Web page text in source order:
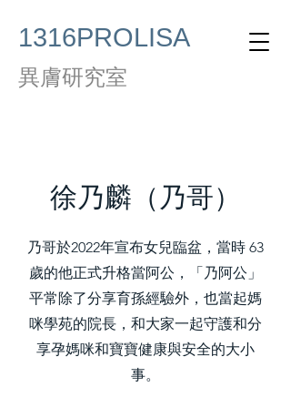
1316PROLISA
異膚研究室
徐乃麟（乃哥）
乃哥於2022年宣布女兒臨盆，當時 63
歲的他正式升格當阿公，「乃阿公」
平常除了分享育孫經驗外，也當起媽
咪學苑的院長，和大家一起守護和分
享孕媽咪和寶寶健康與安全的大小
事。